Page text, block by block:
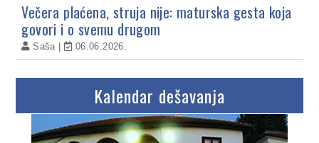
Večera plaćena, struja nije: maturska gesta koja
govori i o svemu drugom
Saša 06.06.2026.
Kalendar dešavanja